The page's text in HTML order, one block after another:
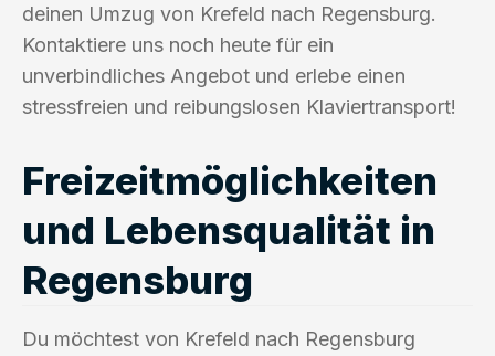
deinen Umzug von Krefeld nach Regensburg.
Kontaktiere uns noch heute für ein
unverbindliches Angebot und erlebe einen
stressfreien und reibungslosen Klaviertransport!
Freizeitmöglichkeiten
und Lebensqualität in
Regensburg
Du möchtest von Krefeld nach Regensburg